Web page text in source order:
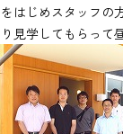
はじめスタッフの
見学してもらって